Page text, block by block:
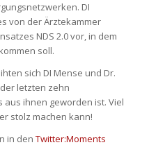
DI
von der Ärztekammer
NDS 2.0 vor, in dem
soll.
sich DI Mense und Dr.
letzten zehn
aus ihnen geworden ist. Viel
stolz machen kann!
in den Twitter:Moments